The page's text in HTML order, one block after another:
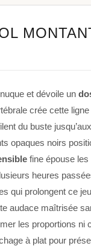
et dévoile un
crée cette
du buste
opaques noirs
fine épouse
heures
qui prolongent ce
audace maîtrisée
les proportions ni
à plat pour